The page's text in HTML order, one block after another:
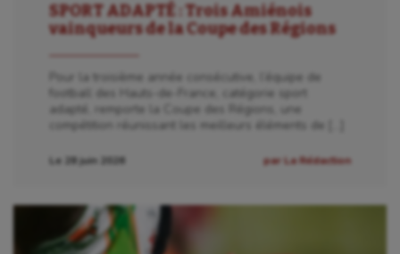
SPORT ADAPTÉ : Trois Amiénois
vainqueurs de la Coupe des Régions
Pour la troisième année consécutive, l’équipe de
football des Hauts-de-France, catégorie sport
adapté, remporte la Coupe des Régions, une
compétition réunissant les meilleurs éléments de […]
Le 28 juin 2026 par La Rédaction